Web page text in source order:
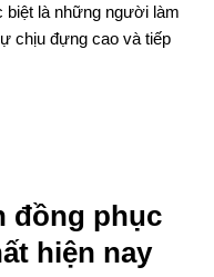
biệt là những người làm
chịu đựng cao và tiếp
đồng phục
hiện nay